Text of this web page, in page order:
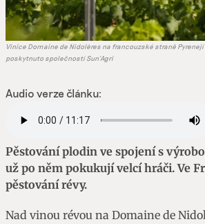
Vinice Domaine de Nidolères na francouzské straně
poskytnuto společností Sun'Agri
Audio verze článku:
Pěstování plodin ve spojení s
už po něm pokukují velcí hráči. Ve
pěstování révy.
Nad vinou révou na Domaine de